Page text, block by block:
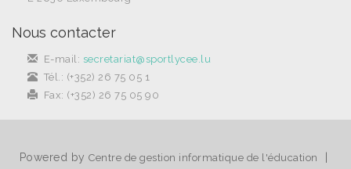
Nous contacter
E-mail: secretariat@sportlycee.lu
Tél.: (+352) 26 75 05 1
Fax: (+352) 26 75 05 90
Powered by Centre de gestion informatique de l'éducation